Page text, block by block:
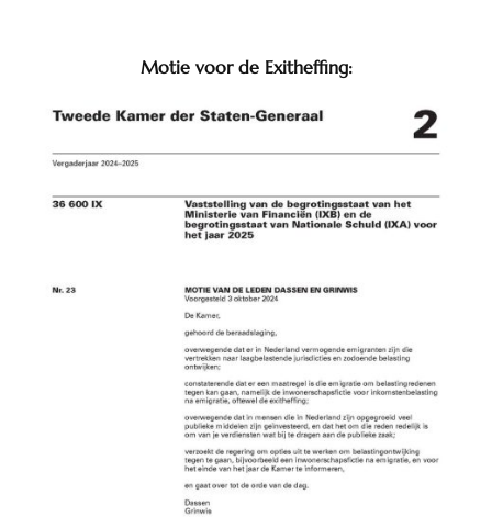
Motie voor de Exitheffing: